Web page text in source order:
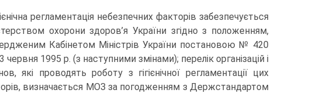
регламентація небезпечних факторів забезпечується
охорони здоров’я України згідно з положенням,
Кабінетом Міністрів України постановою № 420
червня 1995 р. (з наступними змінами); перелік організацій і
які проводять роботу з гігієнічної регламентації цих
визначається МОЗ за погодженням з Держстандартом